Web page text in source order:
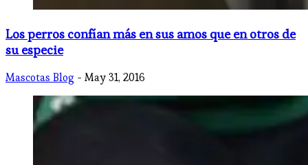
Los perros confían más en sus amos que en otros de
su especie
Mascotas Blog - May 31, 2016